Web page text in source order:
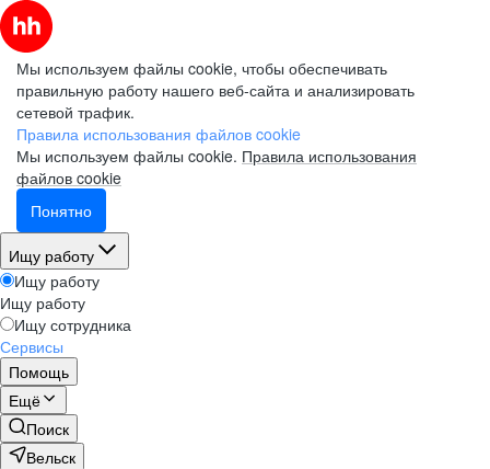
Мы используем файлы cookie, чтобы обеспечивать
правильную работу нашего веб-сайта и анализировать
сетевой трафик.
Правила использования файлов cookie
Мы используем файлы cookie. Правила использования
файлов cookie
Понятно
Ищу работу
Ищу работу
Ищу работу
Ищу сотрудника
Сервисы
Помощь
Ещё
Поиск
Вельск